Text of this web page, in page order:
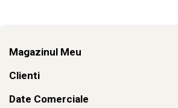
Magazinul Meu
Clienti
Date Comerciale